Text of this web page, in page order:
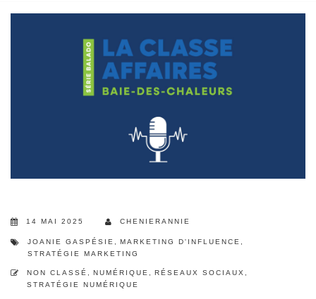
14 MAI 2025 CHENIERANNIE
JOANIE GASPÉSIE MARKETING D'INFLUENCE
STRATÉGIE MARKETING
NON CLASSÉ NUMÉRIQUE RÉSEAUX SOCIAUX
STRATÉGIE NUMÉRIQUE